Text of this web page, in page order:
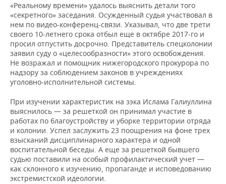
«Реальному времени» удалось выяснить детали того
«секретного» заседания. Осужденный судья участвовал в
нем по видео-конференц-связи. Указывал, что две трети
своего 10-летнего срока отбыл еще в октябре 2017-го и
просил отпустить досрочно. Представитель спецколонии
заявил суду о «целесообразности» этого освобождения.
Не возражал и помощник нижегородского прокурора по
надзору за соблюдением законов в учреждениях
уголовно-исполнительной системы.
При изучении характеристик на зэка Ислама Галиуллина
выяснилось — за решеткой он принимал участие в
работах по благоустройству и уборке территории отряда
и колонии. Успел заслужить 23 поощрения на фоне трех
взысканий дисциплинарного характера и одной
воспитательной беседы. А еще за решеткой бывшего
судью поставили на особый профилактический учет —
как склонного к изучению, пропаганде и исповедованию
экстремистской идеологии.